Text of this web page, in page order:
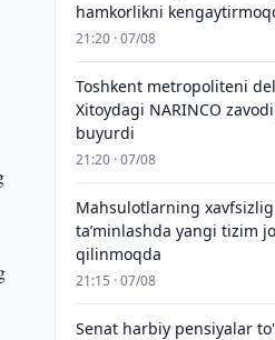
hamkorlikni
21:20 · 07/08
Toshkent metropoliteni
Xitoydagi NARINCO
buyurdi
21:20 · 07/08
Mahsulotlarning
taʼminlashda yangi tizim
qilinmoqda
21:15 · 07/08
Senat harbiy pensiyalar